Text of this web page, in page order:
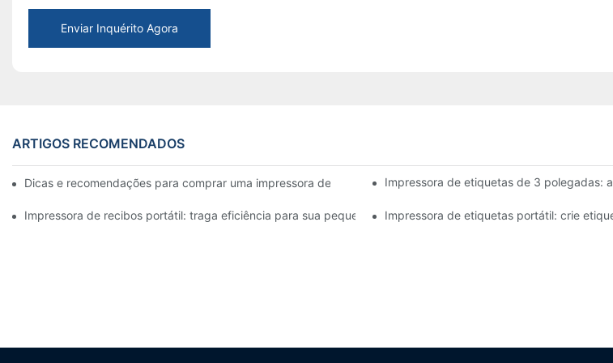
Enviar Inquérito Agora
ARTIGOS RECOMENDADOS
Dicas e recomendações para comprar uma impressora de etiquetas de 4 polegadas que você precisa saber
Impressora de etiquetas de 3 polegadas:
Impressora de recibos portátil: traga eficiência para sua pequena empresaImpressora de etiquetas portátil: crie